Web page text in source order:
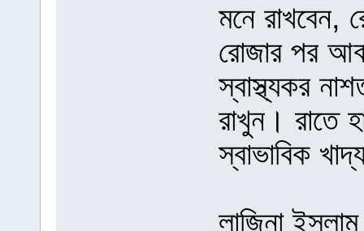
মনে রাখবেন,
রোজার পর
স্বাস্থ্যকর
রাখুন। রাতে
স্বাভাবিক
লাজিনা